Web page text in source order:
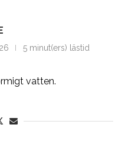
5 minut(ers) lästid
vatten.